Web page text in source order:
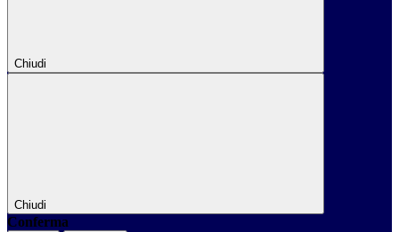
Chiudi
Chiudi
Conferma